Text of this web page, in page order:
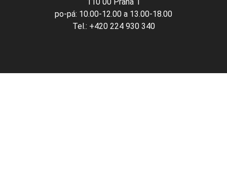
po-pá: 10.00-12.00 a 13.00-18.00
Tel.: +420 224 930 340